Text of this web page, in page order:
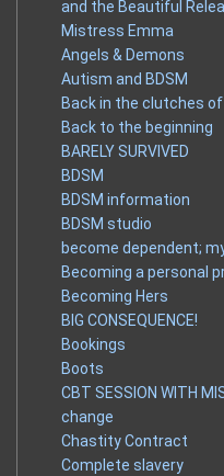
and the Beautiful
Mistress Emma
Angels & Demons
Autism and BDSM
Back in the clutches
Back to the beginning
BARELY SURVIVED
BDSM
BDSM information
BDSM studio
become dependent;
Becoming a personal
Becoming Hers
BIG CONSEQUENCE!
Bookings
Boots
CBT SESSION WITH
change
Chastity Contract
Complete slavery